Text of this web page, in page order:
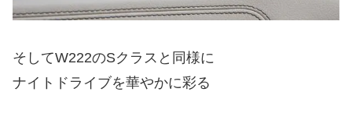
そしてW222のSクラスと同様に
ナイトドライブを華やかに彩る